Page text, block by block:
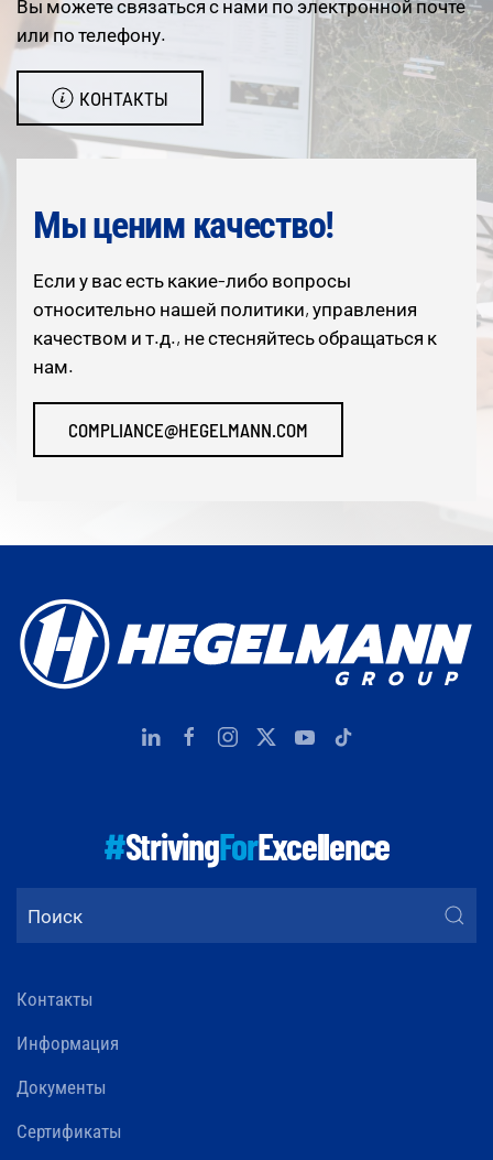
Вы можете связаться с нами по электронной почте
или по телефону.
КОНТАКТЫ
Мы ценим качество!
Если у вас есть какие-либо вопросы
относительно нашей политики, управления
качеством и т.д., не стесняйтесь обращаться к
нам.
COMPLIANCE@HEGELMANN.COM
#StrivingForExcellence
Контакты
Информация
Документы
Сертификаты